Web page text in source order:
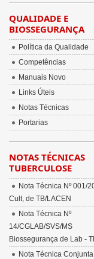
QUALIDADE E
BIOSSEGURANÇA
Política da Qualidade
Competências
Manuais Novo
Links Úteis
Notas Técnicas
Portarias
NOTAS TÉCNICAS
TUBERCULOSE
Nota Técnica Nº 001/
Cult, de TB/LACEN
Nota Técnica Nº
14/CGLAB/SVS/MS
Biossegurança de Lab -
Nota Técnica Conjunta